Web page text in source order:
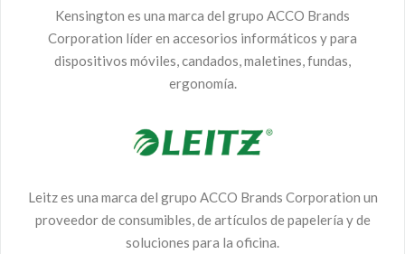
Kensington es una marca del grupo ACCO Brands
Corporation líder en accesorios informáticos y para
dispositivos móviles, candados, maletines, fundas,
ergonomía.
Leitz es una marca del grupo ACCO Brands Corporation un
proveedor de consumibles, de artículos de papelería y de
soluciones para la oficina.